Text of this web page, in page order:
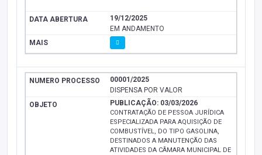
19/12/2025
EM ANDAMENTO
00001/2025
DISPENSA POR VALOR
PUBLICAÇÃO: 03/03/2026
CONTRATAÇÃO DE PESSOA JURÍDICA
ESPECIALIZADA PARA AQUISIÇÃO DE
COMBUSTÍVEL, DO TIPO GASOLINA,
DESTINADOS A MANUTENÇÃO DAS
ATIVIDADES DA CÂMARA MUNICIPAL DE